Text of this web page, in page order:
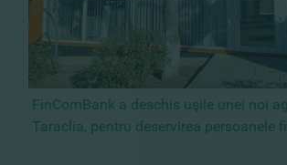
FinComBank a deschis uşile unei noi
Taraclia, pentru deservirea persoanele